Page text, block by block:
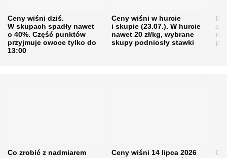
Ceny wiśni dziś.
W skupach spadły nawet
o 40%. Część punktów
przyjmuje owoce tylko do
13:00
Ceny wiśni w hurcie
i skupie (23.07.). W hurcie
nawet 20 zł/kg, wybrane
skupy podniosły stawki
Co zrobić z nadmiarem
Ceny wiśni 14 lipca 2026